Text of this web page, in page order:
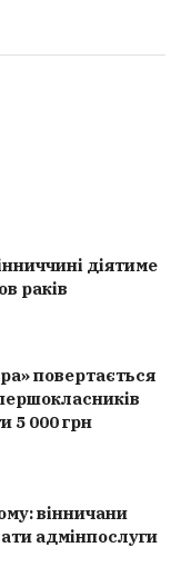
діятиме
раків
повертається
5 000 грн
вінничани
адмінпослуги